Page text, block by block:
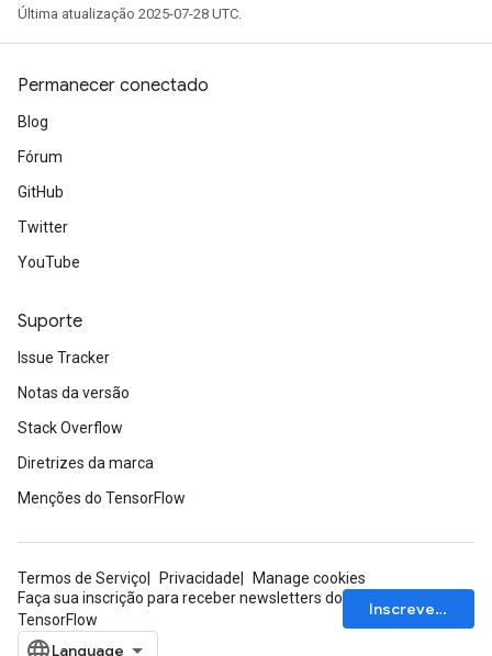
Última atualização 2025-07-28 UTC.
Permanecer conectado
Blog
Fórum
GitHub
Twitter
YouTube
Suporte
Issue Tracker
Notas da versão
Stack Overflow
Diretrizes da marca
Menções do TensorFlow
Termos de Serviço Privacidade
Manage cookies
Faça sua inscrição para receber newsletters do
TensorFlow
Inscrever-se